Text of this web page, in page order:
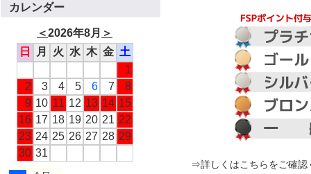
カレンダー
＜2026年8月 ＞
日
月 火 水 木 金 土
1
2
3 4 5 6 7
8
9 10 11 12 13 14 15
16 17 18 19 20 21 22
23 24 25 26 27 28 29
30 31
⇒詳しくはこちらをご確認